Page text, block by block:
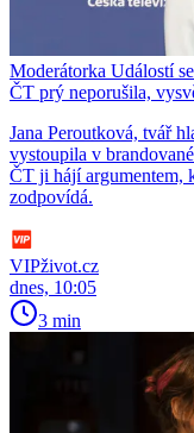
Moderátorka Událostí
ČT prý neporušila,
Jana Peroutková, tvář
vystoupila v
ČT ji hájí argumentem,
zodpovídá.
VIPživot.cz
dnes, 10:05
3 min